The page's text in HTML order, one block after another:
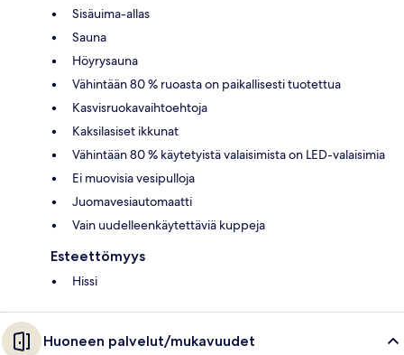
Sisäuima-allas
Sauna
Höyrysauna
Vähintään 80 % ruoasta on paikallisesti tuotettua
Kasvisruokavaihtoehtoja
Kaksilasiset ikkunat
Vähintään 80 % käytetyistä valaisimista on LED-valaisimia
Ei muovisia vesipulloja
Juomavesiautomaatti
Vain uudelleenkäytettäviä kuppeja
Esteettömyys
Hissi
Huoneen palvelut/mukavuudet